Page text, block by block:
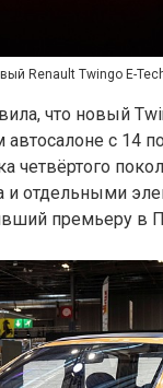
Renault Twingo E-
что новый
с 14 по
четвёртого
и отдельными
премьеру в